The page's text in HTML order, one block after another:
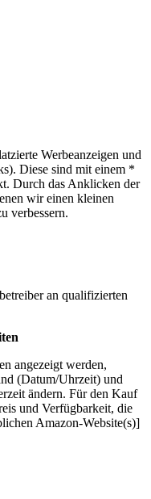
Werbeanzeigen und
Diese sind mit einem *
Durch das Anklicken der
wir einen kleinen
verbessern.
an qualifizierten
angezeigt werden,
(Datum/Uhrzeit) und
ändern. Für den Kauf
und Verfügbarkeit, die
Amazon-Website(s)]